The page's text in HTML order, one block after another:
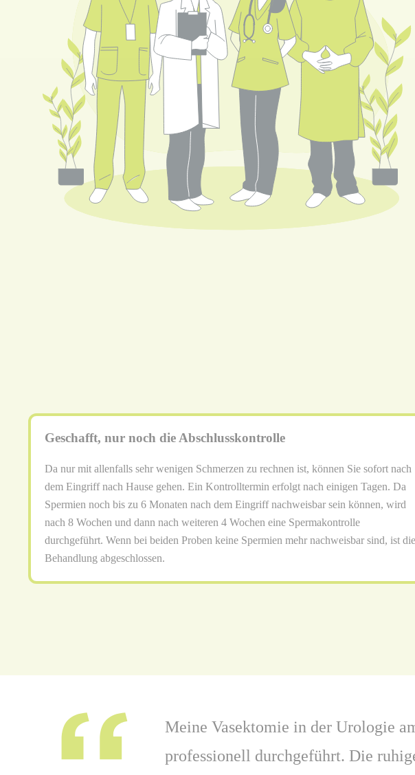
Geschafft, nur noch die Abschlusskontrolle
Da nur mit allenfalls sehr wenigen Schmerzen zu rechnen ist, können Sie sofort nach
dem Eingriff nach Hause gehen. Ein Kontrolltermin erfolgt nach einigen Tagen. Da
Spermien noch bis zu 6 Monaten nach dem Eingriff nachweisbar sein können, wird
nach 8 Wochen und dann nach weiteren 4 Wochen eine Spermakontrolle
durchgeführt. Wenn bei beiden Proben keine Spermien mehr nachweisbar sind, ist die
Behandlung abgeschlossen.
Meine Vasektomie in der Urologie
professionell durchgeführt. Die